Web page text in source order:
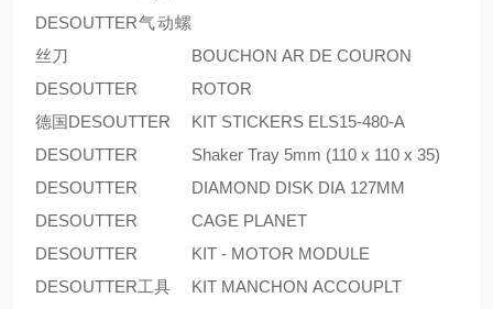
DESOUTTER气动螺
丝刀
BOUCHON AR DE COURON
DESOUTTER
ROTOR
德国DESOUTTER
KIT STICKERS ELS15-480-A
DESOUTTER
Shaker Tray 5mm (110 x 110 x 35)
DESOUTTER
DIAMOND DISK DIA 127MM
DESOUTTER
CAGE PLANET
DESOUTTER
KIT - MOTOR MODULE
DESOUTTER工具
KIT MANCHON ACCOUPLT